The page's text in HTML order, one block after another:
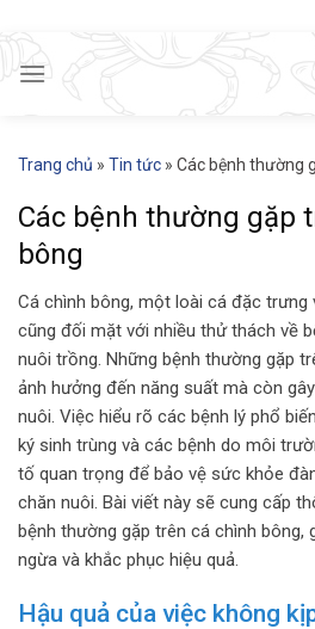
content
Trang chủ » Tin tức » Các bệnh thường
Các bệnh thường gặp
bông
Cá chình bông, một loài cá đặc trưng
cũng đối mặt với nhiều thử thách về
nuôi trồng. Những bệnh thường gặp
ảnh hưởng đến năng suất mà còn
nuôi. Việc hiểu rõ các bệnh lý phổ
ký sinh trùng và các bệnh do môi
tố quan trọng để bảo vệ sức khỏe
chăn nuôi. Bài viết này sẽ cung cấp
bệnh thường gặp trên cá chình bông,
ngừa và khắc phục hiệu quả.
Hậu quả của việc không